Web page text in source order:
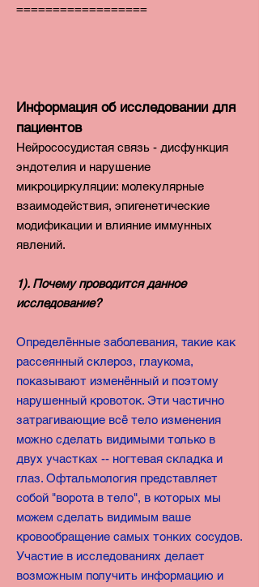
==================
Информация об исследовании для
пациентов
Нейрососудистая связь - дисфункция
эндотелия и нарушение
микроциркуляции: молекулярные
взаимодействия, эпигенетические
модификации и влияние иммунных
явлений.
1). Почему проводится данное
исследование?
Определённые заболевания, такие как
рассеянный склероз, глаукома,
показывают изменённый и поэтому
нарушенный кровоток. Эти частично
затрагивающие всё тело изменения
можно сделать видимыми только в
двух участках -- ногтевая складка и
глаз. Офтальмология представляет
собой "ворота в тело", в которых мы
можем сделать видимым ваше
кровообращение самых тонких сосудов.
Участие в исследованиях делает
возможным получить информацию и